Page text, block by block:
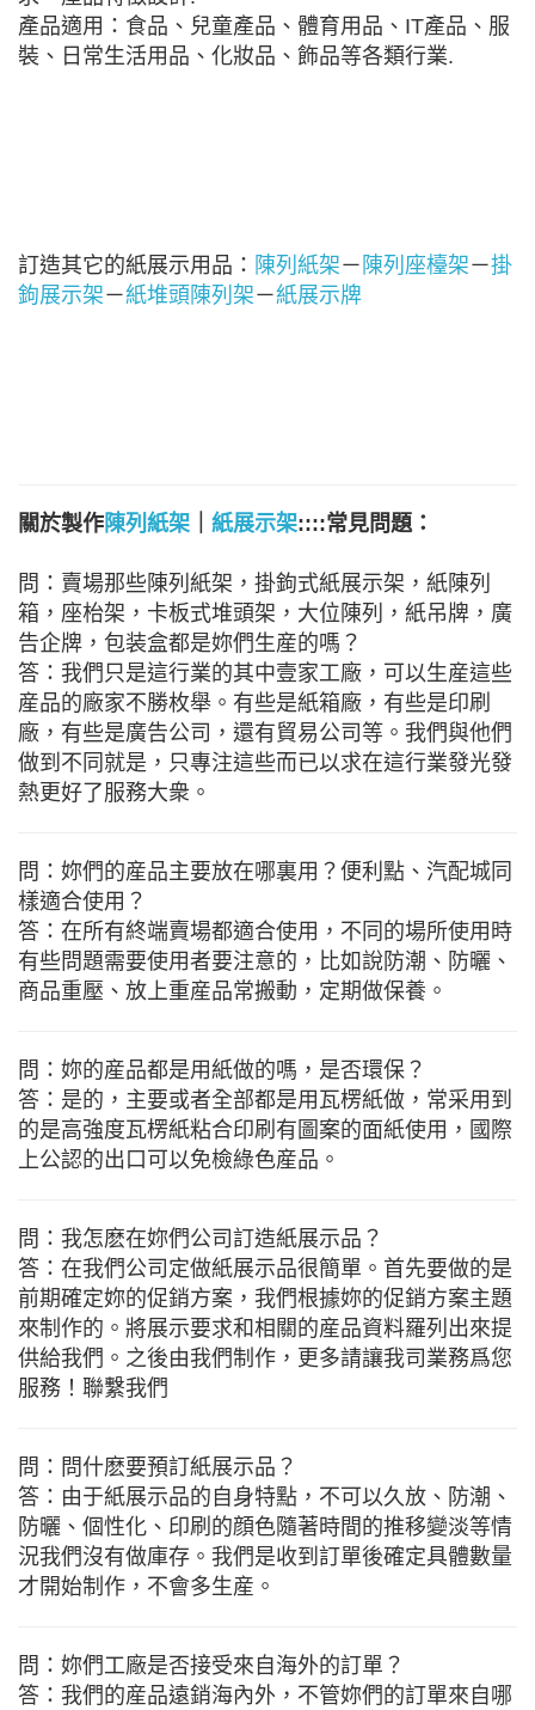
產品適用：食品、兒童產品、體育用品、IT產品、服
裝、日常生活用品、化妝品、飾品等各類行業.
訂造其它的紙展示用品： 陳列紙架－ 陳列座檯架－掛
鉤展示架－紙堆頭陳列架－紙展示牌
關於製作陳列紙架 紙展示架::::常見問題：
問：賣場那些陳列紙架，掛鉤式紙展示架，紙陳列
箱，座枱架，卡板式堆頭架，大位陳列，紙吊牌，廣
告企牌，包装盒都是妳們生産的嗎？
答：我們只是這行業的其中壹家工廠，可以生産這些
産品的廠家不勝枚舉。有些是紙箱廠，有些是印刷
廠，有些是廣告公司，還有貿易公司等。我們與他們
做到不同就是，只專注這些而已以求在這行業發光發
熱更好了服務大衆。
問：妳們的産品主要放在哪裏用？便利點、汽配城同
樣適合使用？
答：在所有終端賣場都適合使用，不同的場所使用時
有些問題需要使用者要注意的，比如說防潮、防曬、
商品重壓、放上重産品常搬動，定期做保養。
問：妳的産品都是用紙做的嗎，是否環保？
答：是的，主要或者全部都是用瓦楞紙做，常采用到
的是高強度瓦楞紙粘合印刷有圖案的面紙使用，國際
上公認的出口可以免檢綠色産品。
問：我怎麽在妳們公司訂造紙展示品？
答：在我們公司定做紙展示品很簡單。首先要做的是
前期確定妳的促銷方案，我們根據妳的促銷方案主題
來制作的。將展示要求和相關的産品資料羅列出來提
供給我們。之後由我們制作，更多請讓我司業務爲您
服務！聯繫我們
問：問什麽要預訂紙展示品？
答：由于紙展示品的自身特點，不可以久放、防潮、
防曬、個性化、印刷的顔色隨著時間的推移變淡等情
況我們沒有做庫存。我們是收到訂單後確定具體數量
才開始制作，不會多生産。
問：妳們工廠是否接受來自海外的訂單？
答：我們的産品遠銷海內外，不管妳們的訂單來自哪